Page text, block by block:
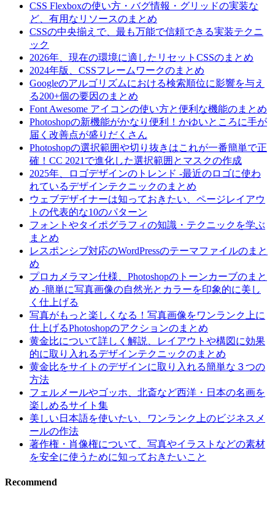
CSS Flexboxの使い方・バグ情報・グリッドの実装な
ど、有用なリソースのまとめ
CSSの中央揃えで、最も万能で信頼できる実装テクニ
ック
2026年、現在の環境に適したリセットCSSのまとめ
2024年版、CSSフレームワークのまとめ
Googleのアルゴリズムにおける検索順位に影響を与え
る200+個の要因のまとめ
Font Awesome アイコンの使い方と便利な機能のまとめ
Photoshopの新機能がかなり便利！かゆいところに手が
届く改善点が盛りだくさん
Photoshopの選択範囲や切り抜きはこれが一番簡単で正
確！CC 2021で進化した選択範囲とマスクの作成
2025年、ロゴデザインのトレンド -最近のロゴに使わ
れているデザインテクニックのまとめ
ウェブデザイナーは知っておきたい、ページレイアウ
トの代表的な10のパターン
フォントやタイポグラフィの知識・テクニックを学ぶ
まとめ
レスポンシブ対応のWordPressのテーマファイルのまと
め
プロカメラマン仕様、Photoshopのトーンカーブのまと
め -簡単に写真画像の自然光とカラーを印象的に美し
く仕上げる
写真がもっと楽しくなる！写真画像をワンランク上に
仕上げるPhotoshopのアクションのまとめ
黄金比について詳しく解説、レイアウトや構図に効果
的に取り入れるデザインテクニックのまとめ
黄金比をサイトのデザインに取り入れる簡単な３つの
方法
フェルメールやゴッホ、北斎など西洋・日本の名画を
楽しめるサイト集
美しい日本語を使いたい、ワンランク上のビジネスメ
ールの作法
著作権・肖像権について、写真やイラストなどの素材
を安全に使うために知っておきたいこと
Recommend